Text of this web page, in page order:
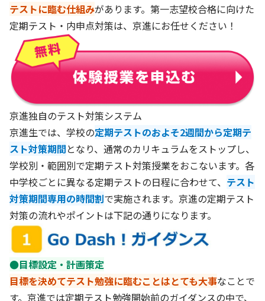
テストに臨む仕組みがあります。第一志望校合格に向けた
定期テスト・内申点対策は、京進にお任せください！
京進独自のテスト対策システム
京進生では、学校の定期テストのおよそ2週間から定期テ
スト対策期間となり、通常のカリキュラムをストップし、
学校別・範囲別で定期テスト対策授業をおこないます。各
中学校ごとに異なる定期テストの日程に合わせて、 テスト
対策期間専用の時間割で実施されます。京進の定期テスト
対策の流れやポイントは下記の通りになります。
●目標設定・計画策定
目標を決めてテスト勉強に臨むことはとても大事なことで
す。京進では定期テスト勉強開始前のガイダンスの中で、